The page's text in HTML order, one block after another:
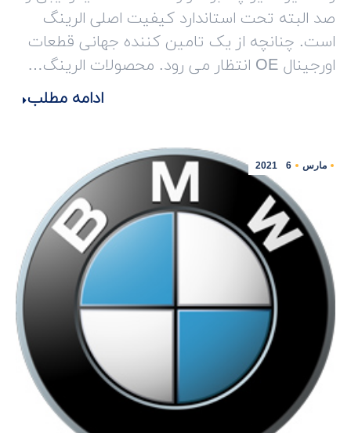
صد البته تحت استاندارد کیفیت اصلی الرینگ
است. چنانچه از یک تامین کننده جهانی قطعات
اورجینال OE انتظار می رود. محصولات الرینگ…
ادامه مطلب
مارس 6
2021